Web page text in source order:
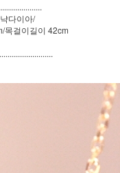
다이아/
목걸이길이 42cm